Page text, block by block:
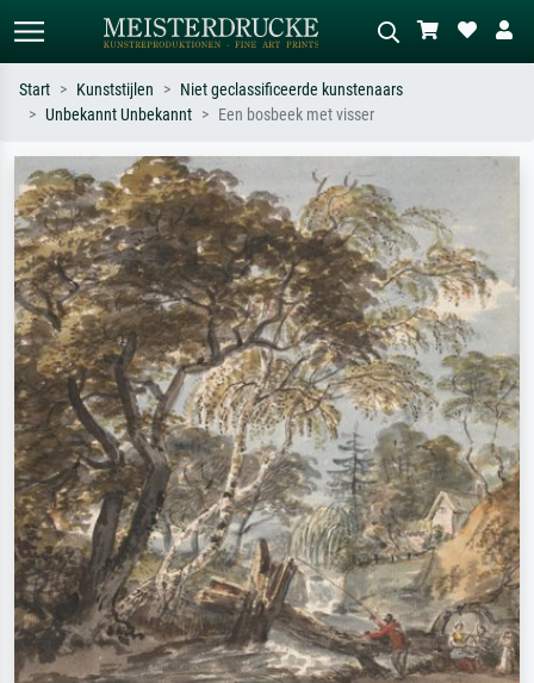
Zoek op kunstenaar, titel of stijl – bijv.
Monet, Sterrennacht, impressionisme,
Hokusai-golf, naakt.
Beschrijf de scène – bijv. groene
weide, abstract met veel rood, donker
olieverfschilderij, staand naakt naast
een boom.
Start Kunststijlen
Niet geclassificeerde kunstenaars
Unbekannt Unbekannt
Een bosbeek met visser